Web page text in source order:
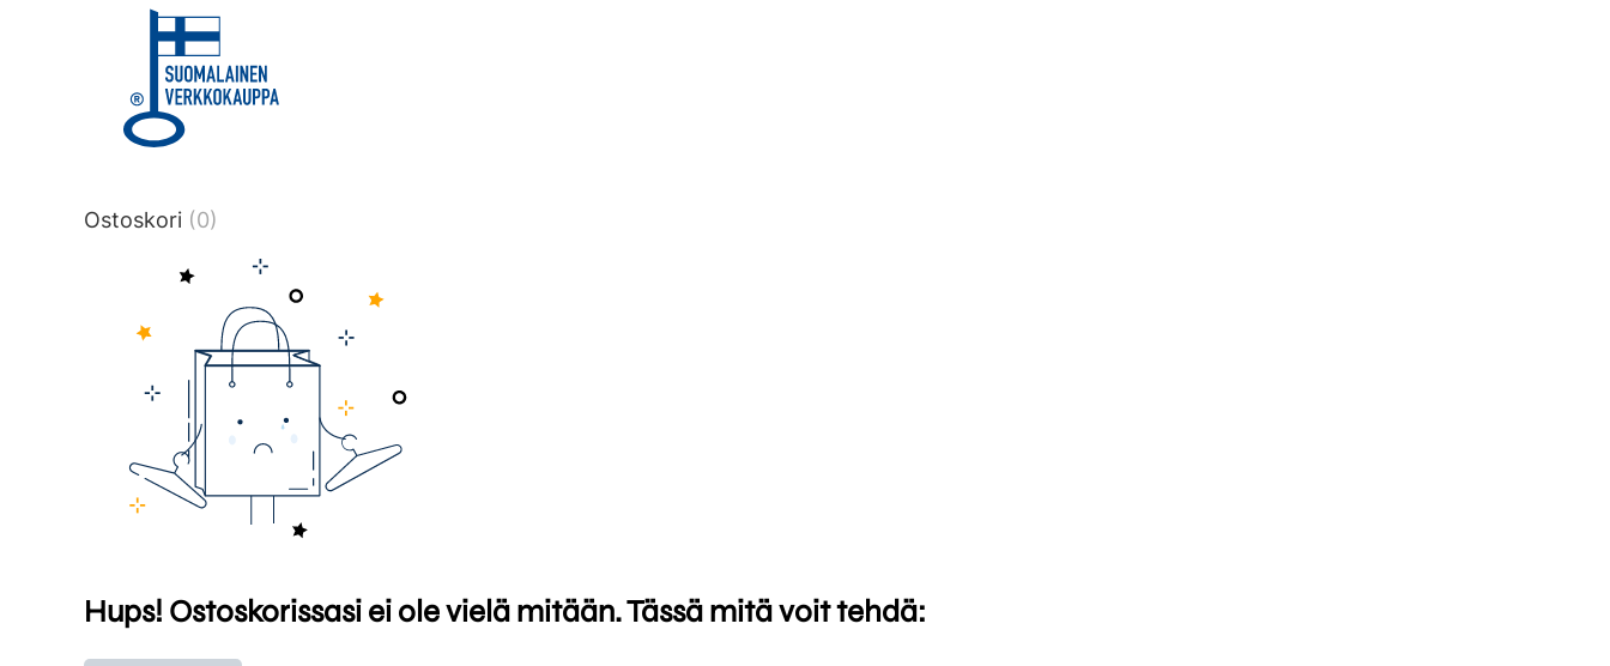
title or content.","post_type":
["product"],"ajax_loader_animation":"ripple","ajax_loader_selector":"#brxe-
tmlmvi","meta_query":
data-original-query-vars="[]" data-page="1" data-max-
Ostoskori (0)
Hups! Ostoskorissasi ei ole vielä mitään. Tässä mitä voit tehdä: